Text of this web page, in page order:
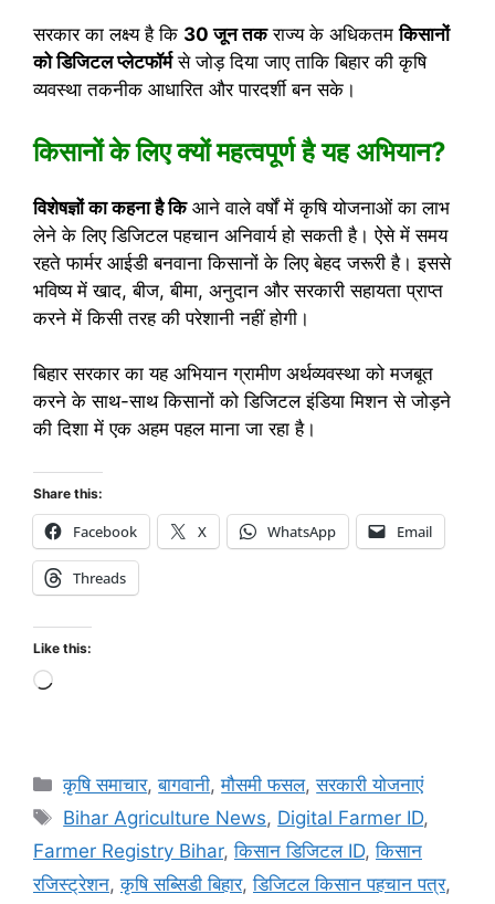
सरकार का लक्ष्य है कि 30 जून तकराज्य के अधिकतमकिसानों
को डिजिटल प्लेटफॉर्मसे जोड़ दिया जाए ताकि बिहार की कृषि
व्यवस्था तकनीक आधारित और पारदर्शी बन सके।
किसानों के लिए क्यों महत्वपूर्ण है यह अभियान?
विशेषज्ञों का कहना है किआने वाले वर्षों में कृषि योजनाओं का लाभ
लेने के लिए डिजिटल पहचान अनिवार्य हो सकती है। ऐसे में समय
रहते फार्मर आईडी बनवाना किसानों के लिए बेहद जरूरी है। इससे
भविष्य में खाद, बीज, बीमा, अनुदान और सरकारी सहायता प्राप्त
करने में किसी तरह की परेशानी नहीं होगी।
बिहार सरकार का यह अभियान ग्रामीण अर्थव्यवस्था को मजबूत
करने के साथ-साथ किसानों को डिजिटल इंडिया मिशन से जोड़ने
की दिशा में एक अहम पहल माना जा रहा है।
Share this:
Facebook X WhatsApp Email
Threads
Like this:
कृषि समाचार,बागवानी,मौसमी फसल,सरकारी योजनाएं
Bihar Agriculture News, Digital Farmer ID,
Farmer Registry Bihar,किसान डिजिटल ID,किसान
रजिस्ट्रेशन,कृषि सब्सिडी बिहार,डिजिटल किसान पहचान पत्र,